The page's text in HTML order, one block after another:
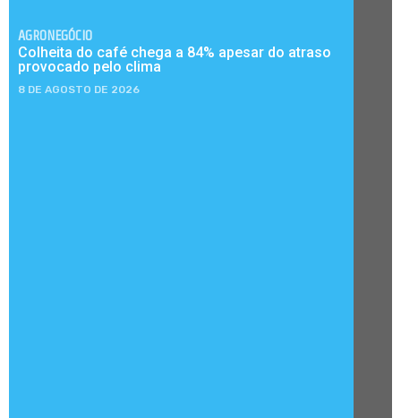
AGRONEGÓCIO
Colheita do café chega a 84% apesar do atraso
provocado pelo clima
8 DE AGOSTO DE 2026